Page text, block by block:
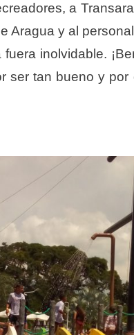
a
Aragua y al
inolvidable.
ser tan bueno y